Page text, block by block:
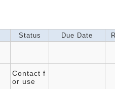
Status Due Date
Contact f
or use